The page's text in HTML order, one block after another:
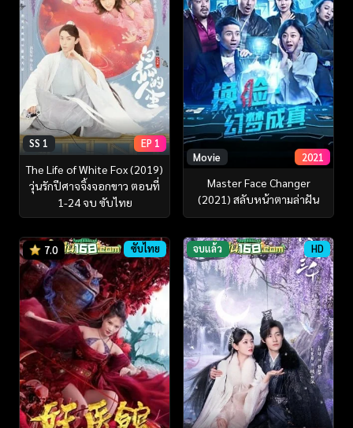
SS 1 EP 1
The Life of White Fox (2019)
วุ่นรักปีศาจจิ้งจอกขาว ตอนที่
1-24 จบ ซับไทย
Movie 2021
Master Face Changer
(2021) สลับหน้าตามล่าฝัน
7.0 ซับไทย จบแล้ว HD